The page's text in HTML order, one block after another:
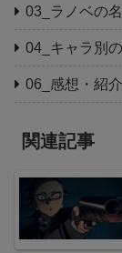
03_ラノベの
04_キャラ別
06_感想・紹
関連記事